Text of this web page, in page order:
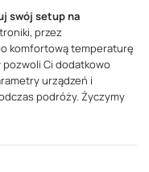
swój setup na
przez
komfortową temperaturę
pozwoli Ci dodatkowo
urządzeń i
podróży. Życzymy